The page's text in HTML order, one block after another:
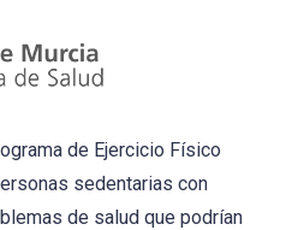
de Ejercicio Físico
sedentarias con
de salud que podrían